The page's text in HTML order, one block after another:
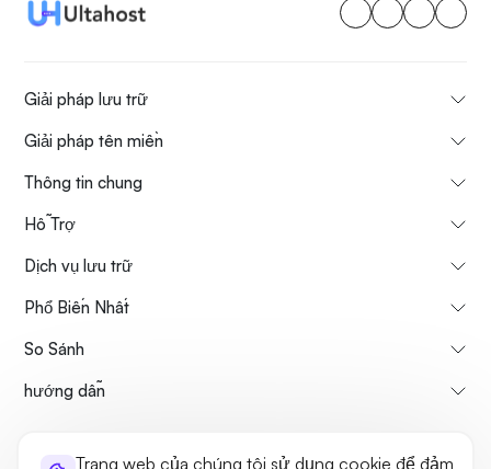
Trang web của chúng tôi sử dụng cookie để đảm
Giải pháp lưu trữ
Giải pháp tên miền
Thông tin chung
Hỗ Trợ
Dịch vụ lưu trữ
Phổ Biến Nhất
So Sánh
hướng dẫn
Thông tin về chúng tôiChính sách hủy & hoàn tiền